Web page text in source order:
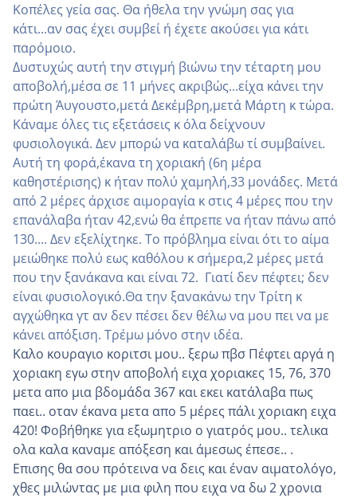
Κοπέλες γεία σας. Θα ήθελα την γνώμη σας για
κάτι...αν σας έχει συμβεί ή έχετε ακούσει για κάτι
παρόμοιο.
Δυστυχώς αυτή την στιγμή βιώνω την τέταρτη μου
αποβολή,μέσα σε 11 μήνες ακριβώς...είχα κάνει την
πρώτη Άυγουστο,μετά Δεκέμβρη,μετά Μάρτη κ τώρα.
Κάναμε όλες τις εξετάσεις κ όλα δείχνουν
φυσιολογικά. Δεν μπορώ να καταλάβω τί συμβαίνει.
Αυτή τη φορά,έκανα τη χοριακή (6η μέρα
καθηστέρισης) κ ήταν πολύ χαμηλή,33 μονάδες. Μετά
από 2 μέρες άρχισε αιμοραγία κ στις 4 μέρες που την
επανάλαβα ήταν 42,ενώ θα έπρεπε να ήταν πάνω από
130.... Δεν εξελίχτηκε. Το πρόβλημα είναι ότι το αίμα
μειώθηκε πολύ εως καθόλου κ σήμερα,2 μέρες μετά
που την ξανάκανα και είναι 72. Γιατί δεν πέφτει; δεν
είναι φυσιολογικό.Θα την ξανακάνω την Τρίτη κ
αγχώθηκα γτ αν δεν πέσει δεν θέλω να μου πει να με
κάνει απόξιση. Τρέμω μόνο στην ιδέα.
Καλο κουραγιο κοριτσι μου.. ξερω πβσ Πέφτει αργά η
χοριακη εγω στην αποβολή ειχα χοριακες 15, 76, 370
μετα απο μια βδομάδα 367 και εκει κατάλαβα πως
παει.. οταν έκανα μετα απο 5 μέρες πάλι χοριακη ειχα
420! Φοβήθηκε για εξωμητριο ο γιατρός μου.. τελικα
ολα καλα καναμε απόξεση και άμεσως έπεσε.. .
Επισης θα σου πρότεινα να δεις και έναν αιματολόγο,
χθες μιλώντας με μια φιλη που ειχα να δω 2 χρονια